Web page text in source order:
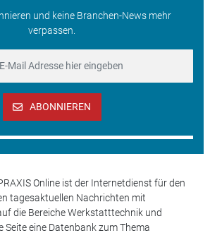
und keine Branchen-News mehr
verpassen.
ABONNIEREN
Online ist der Internetdienst für den
tagesaktuellen Nachrichten mit
die Bereiche Werkstatttechnik und
eine Datenbank zum Thema